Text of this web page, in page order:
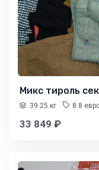
Микс тироль
39.25 кг 8.8
33 849 ₽